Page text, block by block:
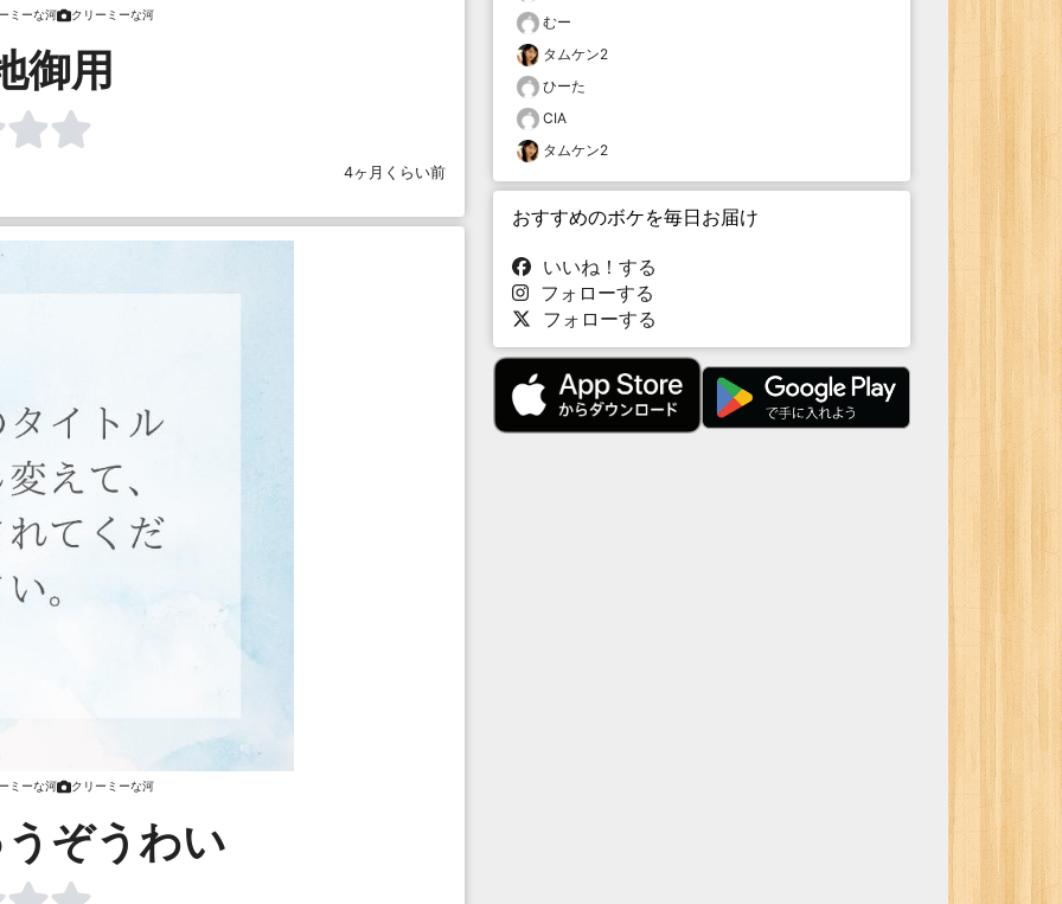
ミーな河 クリーミーな河
御用
4ヶ月くらい前
ミーな河 クリーミーな河
ぞうわい
むー
タムケン2
ひーた
CIA
タムケン2
おすすめのボケを毎日お届け
いいね！する
フォローする
フォローする